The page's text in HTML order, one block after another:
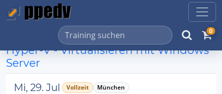
0
Hyper-V - Virtualisieren mit Windows
Server
Mi, 29. Jul Vollzeit München